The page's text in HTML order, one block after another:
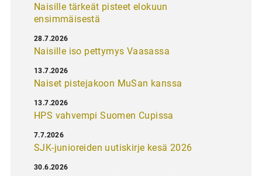
Naisille tärkeät pisteet elokuun
ensimmäisestä
Naisille iso pettymys Vaasassa
28.7.2026
Naiset pistejakoon MuSan kanssa
13.7.2026
HPS vahvempi Suomen Cupissa
13.7.2026
SJK-junioreiden uutiskirje kesä 2026
7.7.2026
30.6.2026